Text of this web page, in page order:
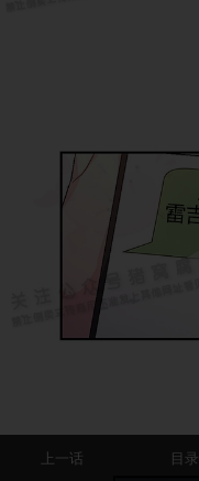
上一话 目录